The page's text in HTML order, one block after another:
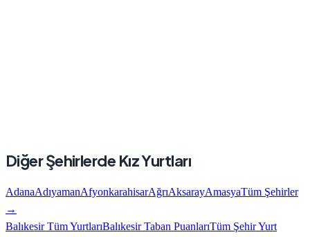
Diğer Şehirlerde KızYurtları
AdanaAdıyamanAfyonkarahisarAğrıAksarayAmasyaTüm Şehirler
→
BalıkesirTüm YurtlarıBalıkesirTaban PuanlarıTüm Şehir Yurt